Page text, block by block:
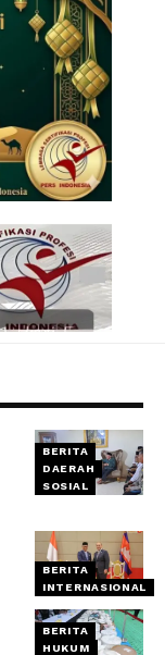
BERITA
DAERAH
SOSIAL
BERITA
INTERNASIONAL
BERITA
HUKUM